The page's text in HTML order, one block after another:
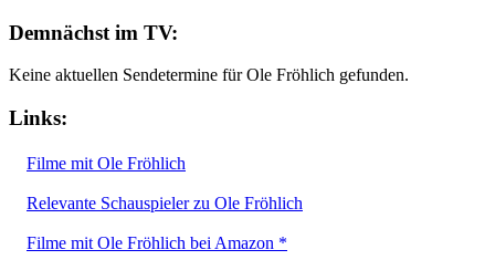
Demnächst im TV:
Keine aktuellen Sendetermine für Ole Fröhlich gefunden.
Links:
Filme mit Ole Fröhlich
Relevante Schauspieler zu Ole Fröhlich
Filme mit Ole Fröhlich bei Amazon *